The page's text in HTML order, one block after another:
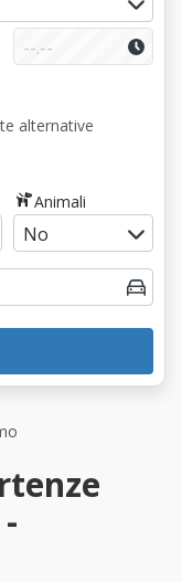
alternative
Animali